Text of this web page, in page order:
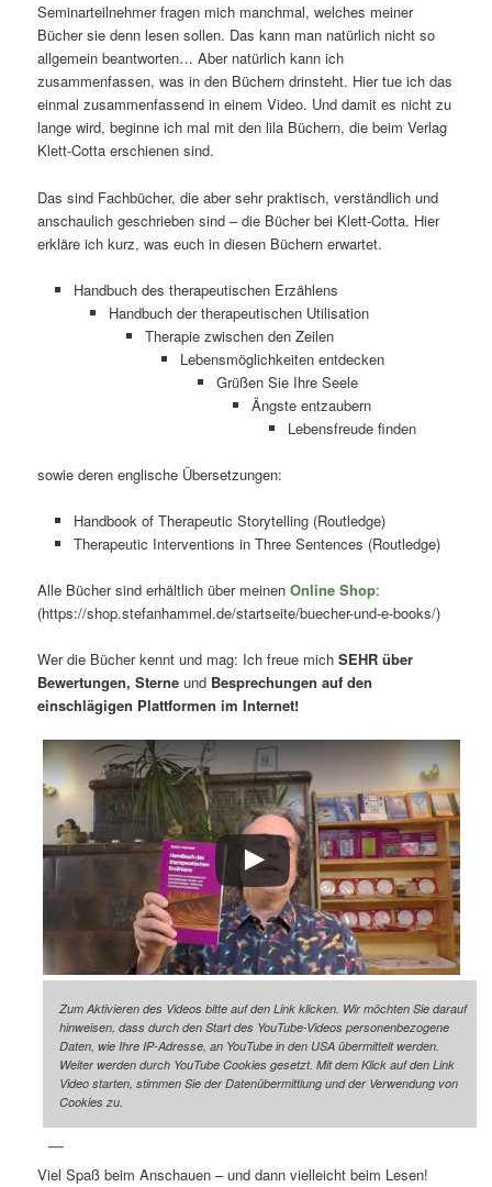
Seminarteilnehmer fragen mich manchmal, welches meiner
Bücher sie denn lesen sollen. Das kann man natürlich nicht so
allgemein beantworten… Aber natürlich kann ich
zusammenfassen, was in den Büchern drinsteht. Hier tue ich das
einmal zusammenfassend in einem Video. Und damit es nicht zu
lange wird, beginne ich mal mit den lila Büchern, die beim Verlag
Klett-Cotta erschienen sind.
Das sind Fachbücher, die aber sehr praktisch, verständlich und
anschaulich geschrieben sind – die Bücher bei Klett-Cotta. Hier
erkläre ich kurz, was euch in diesen Büchern erwartet.
Handbuch des therapeutischen Erzählens
Handbuch der therapeutischen Utilisation
Therapie zwischen den Zeilen
Lebensmöglichkeiten entdecken
Grüßen Sie Ihre Seele
Ängste entzaubern
Lebensfreude finden
sowie deren englische Übersetzungen:
Handbook of Therapeutic Storytelling (Routledge)
Therapeutic Interventions in Three Sentences (Routledge)
Alle Bücher sind erhältlich über meinenOnline Shop:
(https://shop.stefanhammel.de/startseite/buecher-und-e-books/)
Wer die Bücher kennt und mag: Ich freue michSEHR über
Bewertungen, Sterneund Besprechungen auf den
einschlägigen Plattformen im Internet!
Zum Aktivieren des Videos bitte auf den Link klicken. Wir möchten Sie darauf
hinweisen, dass durch den Start des YouTube-Videos personenbezogene
Daten, wie Ihre IP-Adresse, an YouTube in den USA übermittelt werden.
Weiter werden durch YouTube Cookies gesetzt. Mit dem Klick auf den Link
Video starten, stimmen Sie der Datenübermittlung und der Verwendung von
Cookies zu.
Viel Spaß beim Anschauen – und dann vielleicht beim Lesen!